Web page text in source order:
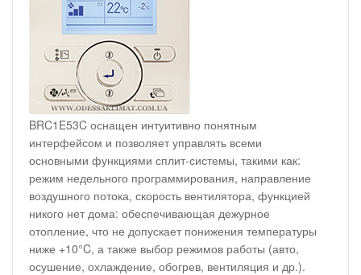
BRC1E53C оснащен интуитивно понятным
интерфейсом и позволяет управлять всеми
основными функциями сплит-системы, такими как:
режим недельного программирования, направление
воздушного потока, скорость вентилятора, функцией
никого нет дома: обеспечивающая дежурное
отопление, что не допускает понижения температуры
ниже +10°C, а также выбор режимов работы (авто,
осушение, охлаждение, обогрев, вентиляция и др.).